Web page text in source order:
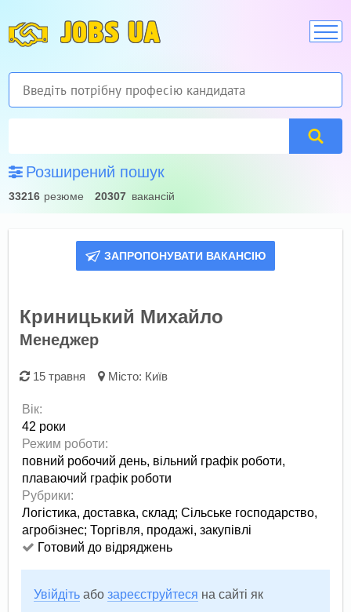
JOBS UA
Розширений пошук
33216 резюме 20307 вакансій
ЗАПРОПОНУВАТИ ВАКАНСІЮ
Криницький Михайло
Менеджер
15 травня Місто: Київ
Вік:
42 роки
Режим роботи:
повний робочий день, вільний графік роботи,
плаваючий графік роботи
Рубрики:
Логістика, доставка, склад; Сільське господарство,
агробізнес; Торгівля, продажі, закупівлі
Готовий до відряджень
Увійдіть абозареєструйтеся на сайті як